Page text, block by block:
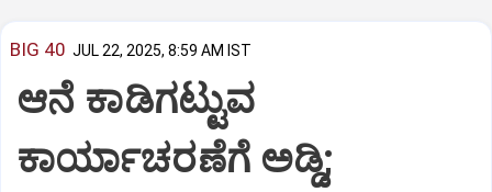
BIG 40 JUL 22, 2025, 8:59 AM IST
ಆನೆ ಕಾಡಿಗಟ್ಟುವ
ಕಾರ್ಯಾಚರಣೆಗೆ ಅಡ್ಡಿ;